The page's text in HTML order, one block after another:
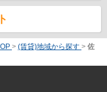
> (賃貸)地域から探す > 佐